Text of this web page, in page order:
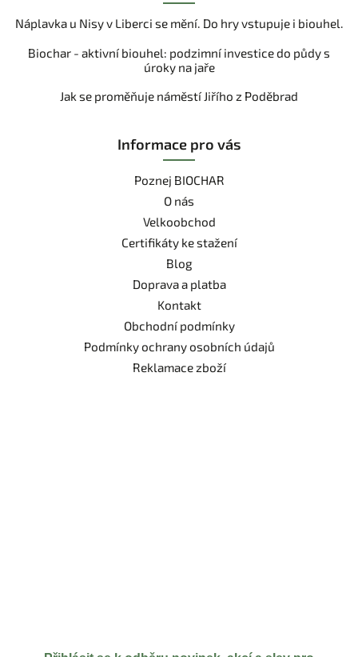
Náplavka u Nisy v Liberci se mění. Do hry vstupuje i biouhel.
Biochar - aktivní biouhel: podzimní investice do půdy s
úroky na jaře
Jak se proměňuje náměstí Jiřího z Poděbrad
Informace pro vás
Poznej BIOCHAR
O nás
Velkoobchod
Certifikáty ke stažení
Blog
Doprava a platba
Kontakt
Obchodní podmínky
Podmínky ochrany osobních údajů
Reklamace zboží